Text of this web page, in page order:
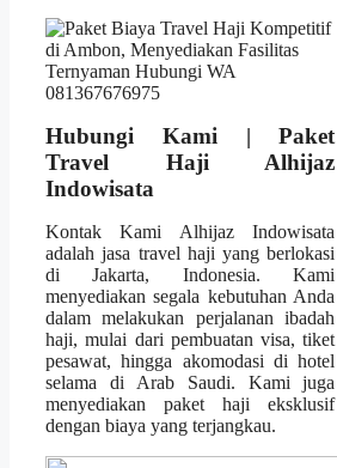
Hubungi Kami | Paket
Travel Haji Alhijaz
Indowisata
Kontak Kami Alhijaz Indowisata
adalah jasa travel haji yang berlokasi
di Jakarta, Indonesia. Kami
menyediakan segala kebutuhan Anda
dalam melakukan perjalanan ibadah
haji, mulai dari pembuatan visa, tiket
pesawat, hingga akomodasi di hotel
selama di Arab Saudi. Kami juga
menyediakan paket haji eksklusif
dengan biaya yang terjangkau.